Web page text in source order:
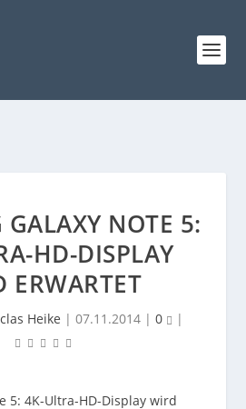
GALAXY NOTE 5:
HD-DISPLAY
ERWARTET
Heike | 07.11.2014| 0 |